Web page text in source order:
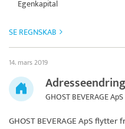
Egenkapital
SE REGNSKAB
14. mars 2019
Adresseendring
GHOST BEVERAGE ApS
GHOST BEVERAGE ApSflytter